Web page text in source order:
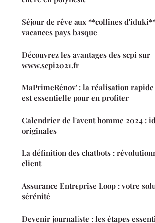
Séjour de rêve aux **collines
vacances pays basque
Découvrez les avantages des scpi sur
www.scpi2021.fr
MaPrimeRénov' : la réalisation
est essentielle pour en profiter
Calendrier de l'avent homme 2024 :
originales
La définition des chatbots :
client
Assurance Entreprise Loop : votre
sérénité
Devenir journaliste : les étapes